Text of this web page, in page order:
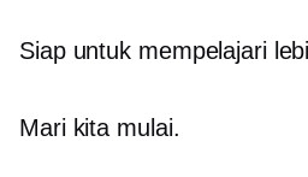
Siap untuk mempelajari
Mari kita mulai.